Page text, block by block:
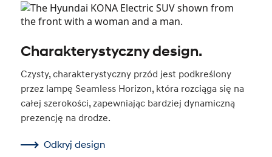
Charakterystyczny design.
Czysty, charakterystyczny przód jest podkreślony
przez lampę Seamless Horizon, która rozciąga się na
całej szerokości, zapewniając bardziej dynamiczną
prezencję na drodze.
Odkryj design